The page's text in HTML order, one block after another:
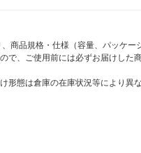
商品規格・仕様（容量、パッケー
で、ご使用前には必ずお届けした
形態は倉庫の在庫状況等により異